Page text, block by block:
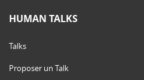
HUMAN TALKS
Talks
Proposer un Talk